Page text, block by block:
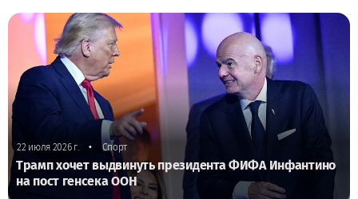
22 июля 2026 г. • Спорт
Трамп хочет выдвинуть президента ФИФА Инфантино
на пост генсека ООН